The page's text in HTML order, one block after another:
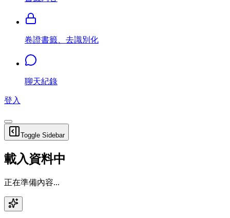
卷證書籤、去識別化
聊天紀錄
登入
Toggle Sidebar
載入資料中
正在準備內容...